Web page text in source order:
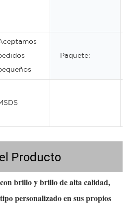
Paquete:
Producto
brillo y brillo de alta calidad,
personalizado en sus propios